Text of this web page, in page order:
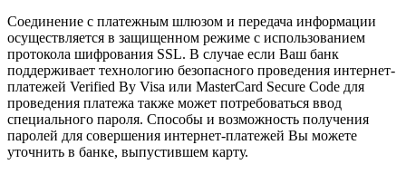
Соединение с платежным шлюзом и передача информации
осуществляется в защищенном режиме с использованием
протокола шифрования SSL. В случае если Ваш банк
поддерживает технологию безопасного проведения интернет-
платежей Verified By Visa или MasterCard Secure Code для
проведения платежа также может потребоваться ввод
специального пароля. Способы и возможность получения
паролей для совершения интернет-платежей Вы можете
уточнить в банке, выпустившем карту.